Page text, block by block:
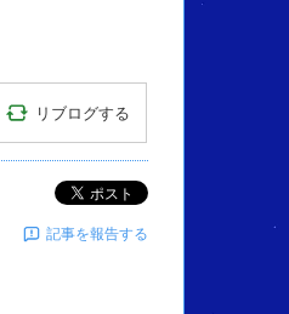
リブログする
ポスト
記事を報告する